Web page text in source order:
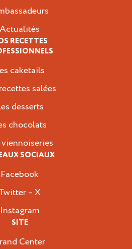
Actualités
RECETTES
caketails
salées
desserts
chocolats
viennoiseries
SOCIAUX
Facebook
– X
Instagram
SITE
Center